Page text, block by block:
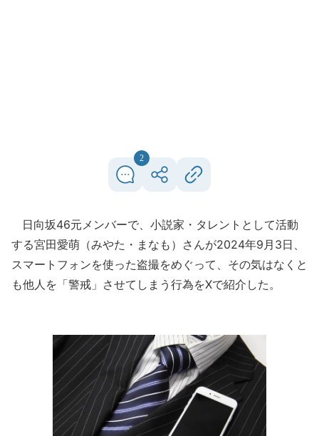
2
日向坂46元メンバーで、小説家・タレントとして活動
する宮田愛萌（みやた・まなも）さんが2024年9月3日、
スマートフォンを使った盗撮をめぐって、その気はなくと
も他人を「警戒」させてしまう行為をXで紹介した。